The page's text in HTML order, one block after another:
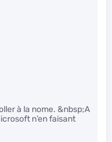
à la nome. &nbsp;A
n’en faisant